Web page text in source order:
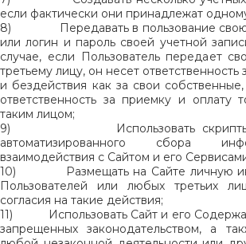
если фактически они принадлежат
8)
Передавать в пользование
или логин и пароль своей учетной
случае, если Пользователь передает
третьему лицу, он несет ответственность
и бездействия как за свои
ответственность за приемку и оплату
таким лицом;
9)
Использовать
автоматизированного сбора
взаимодействия с Сайтом и его
10)
Размещать на Сайте личную
Пользователей или любых третьих
согласия на такие действия;
11)
Использовать Сайт и его
запрещенных законодательством, а